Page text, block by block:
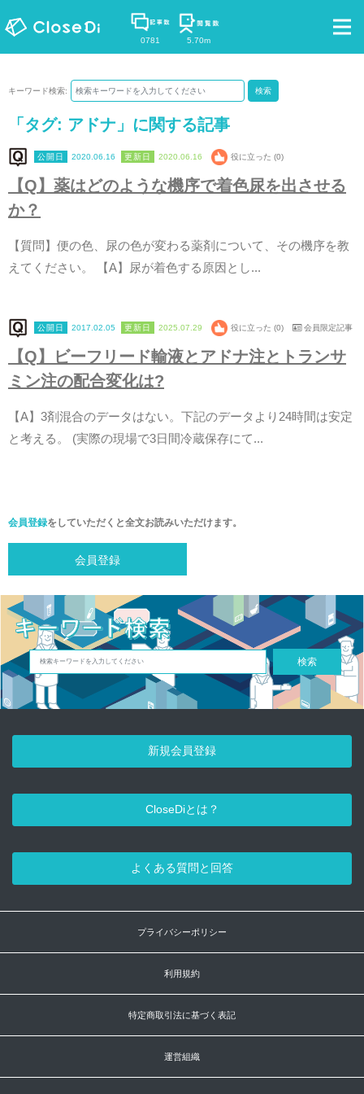
0781 5.70m
キーワード検索: 検索
「タグ: アドナ 」に関する記事
2020.06.16 2020.06.16 役に立った (0)
【Q】 薬はどのよ う な機序で着色尿を出させる
か？
【 質問 】 便の色 尿の色が変わる薬剤 について その機序を教
え て く ださ い。 【A】 尿が着色する 原 因 と し...
2017.02.05 2025.07.29 役に立った (0) 会員限定記事
【Q】 ビーフ リ ー ド輸液と ア ドナ注と ト ランサ
ミ ン注の配合変化は?
【A】 3剤混合のデータ はない。 下記のデータ よ り 24時間は安定
と考え る 。 (実際の現場で3日 間冷蔵保存にて...
会員登録をしていただくと全文お読みいただけます。
会員登録
検索
新規会員登録
CloseDiとは？
よくある質問と回答
プライバシーポリシー
利用規約
特定商取引法に基づく表記
運営組織